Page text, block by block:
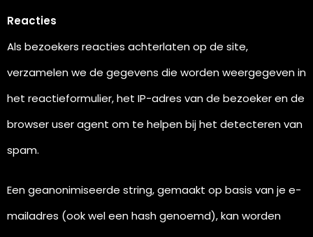
Reacties
Als bezoekers reacties achterlaten op de site,
verzamelen we de gegevens die worden weergegeven in
het reactieformulier, het IP-adres van de bezoeker en de
browser user agent om te helpen bij het detecteren van
spam.
Een geanonimiseerde string, gemaakt op basis van je e-
mailadres (ook wel een hash genoemd), kan worden